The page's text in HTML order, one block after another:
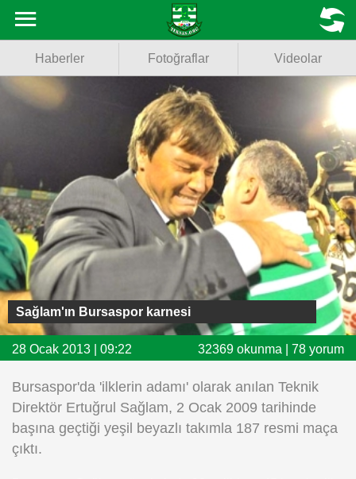
Fotoğraflar
Videolar
Voleybol
Puan Durumu
Fikstür
Facebook
Twitter
Instagram
Android
MENU
Haberler Fotoğraflar Videolar
Sağlam'ın Bursaspor karnesi
28 Ocak 2013 | 09:22 32369 okunma | 78 yorum
Bursaspor'da 'ilklerin adamı' olarak anılan Teknik
Direktör Ertuğrul Sağlam, 2 Ocak 2009 tarihinde
başına geçtiği yeşil beyazlı takımla 187 resmi maça
çıktı.